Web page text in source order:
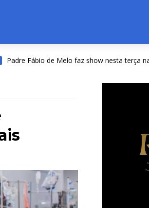
de Melo faz show nesta terça na